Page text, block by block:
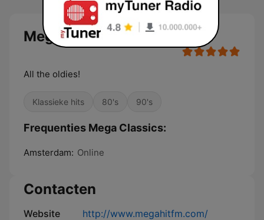
Mega Classics
All the oldies!
Klassieke hits 80's 90's
Frequenties Mega Classics:
Amsterdam: Online
Contacten
Website http://www.megahitfm.com/